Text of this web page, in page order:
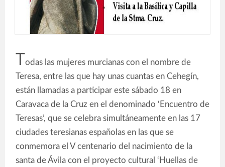
Todas las mujeres murcianas con el nombre de
Teresa, entre las que hay unas cuantas en Cehegín,
están llamadas a participar este sábado 18 en
Caravaca de la Cruz en el denominado ‘Encuentro de
Teresas’, que se celebra simultáneamente en las 17
ciudades teresianas españolas en las que se
conmemora el V centenario del nacimiento de la
santa de Ávila con el proyecto cultural ‘Huellas de